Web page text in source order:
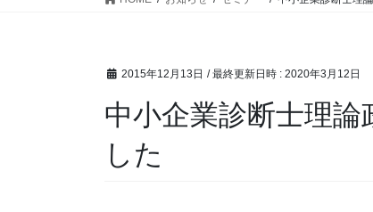
2015年12月13日 / 最終更新日時 : 2020年3月12日
中小企業診断士理論
した